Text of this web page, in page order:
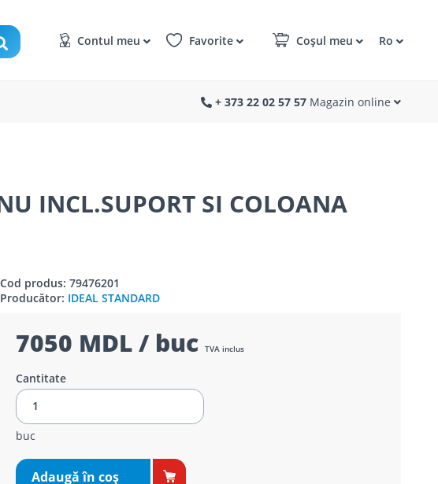
Contul meu Favorite Coșul meu Ro
+ 373 22 02 57 57 Magazin online
INCL.SUPORT SI COLOANA
Cod produs: 79476201
Producător: IDEAL STANDARD
7050 MDL / buc TVA inclus
Cantitate
buc
Adaugă în coş